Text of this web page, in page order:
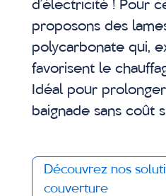
d’électricité ! Pour
proposons des
polycarbonate qui,
favorisent le
Idéal pour
baignade sans coût
Découvrez nos
couverture